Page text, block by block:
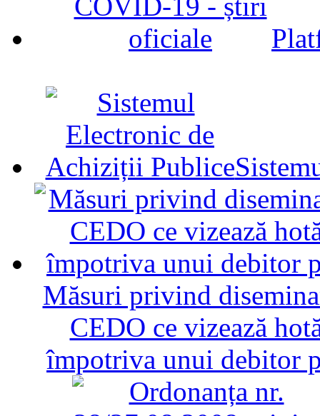
Măsuri privind
CEDO ce vizează
împotriva unui debitor